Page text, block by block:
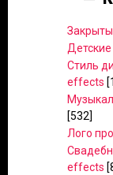
Стиль
effects
[532]
Лого
effects